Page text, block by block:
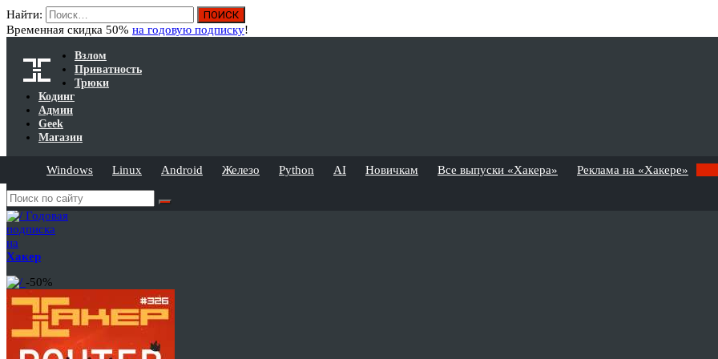
Найти:
Временная скидка 50% на годовую подписку!
Взлом
Приватность
Трюки
Кодинг
Админ
Geek
Магазин
Windows Linux Android Железо Python AI Новичкам Все выпуски «Хакера» Реклама на «Хакере»
Годовая
подписка
на
Хакер
-50%